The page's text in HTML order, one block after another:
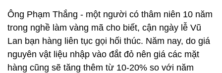
Ông Phạm Thắng - một người có thâm niên 10 năm
trong nghề làm vàng mã cho biết, cận ngày lễ Vũ
Lan bạn hàng liên tục gọi hối thúc. Năm nay, do giá
nguyên vật liệu nhập vào đắt đỏ nên giá các mặt
hàng cũng sẽ tăng thêm từ 10-20% so với năm